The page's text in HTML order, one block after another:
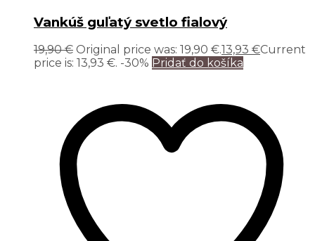
Vankúš guľatý svetlo fialový
19,90€ Original price was: 19,90 €.13,93 €Current
price is: 13,93 €. -30% Pridať do košíka